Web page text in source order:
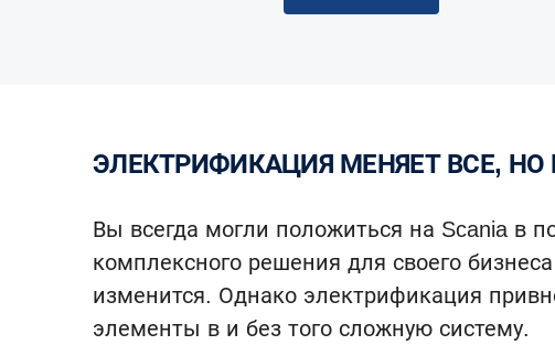
ЭЛЕКТРИФИКАЦИЯ МЕНЯЕТ ВСЕ,
Вы всегда могли положиться на Scania в
комплексного решения для своего
изменится. Однако электрификация
элементы в и без того сложную систему.